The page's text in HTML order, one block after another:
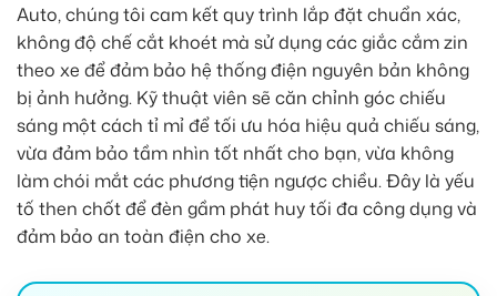
Auto, chúng tôi cam kết quy trình lắp đặt chuẩn xác,
không độ chế cắt khoét mà sử dụng các giắc cắm zin
theo xe để đảm bảo hệ thống điện nguyên bản không
bị ảnh hưởng. Kỹ thuật viên sẽ căn chỉnh góc chiếu
sáng một cách tỉ mỉ để tối ưu hóa hiệu quả chiếu sáng,
vừa đảm bảo tầm nhìn tốt nhất cho bạn, vừa không
làm chói mắt các phương tiện ngược chiều. Đây là yếu
tố then chốt để đèn gầm phát huy tối đa công dụng và
đảm bảo an toàn điện cho xe.